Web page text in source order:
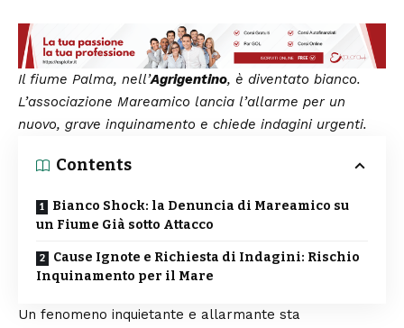
Il fiume Palma, nell’Agrigentino, è diventato bianco.
L’associazione Mareamico lancia l’allarme per un
nuovo, grave inquinamento e chiede indagini urgenti.
Contents
Bianco Shock: la Denuncia di Mareamico su
un Fiume Già sotto Attacco
Cause Ignote e Richiesta di Indagini: Rischio
Inquinamento per il Mare
Un fenomeno inquietante e allarmante sta